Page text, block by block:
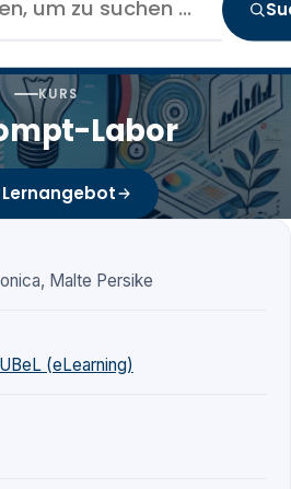
KURS
Labor
Lernangebot
Malte Persike
(eLearning)